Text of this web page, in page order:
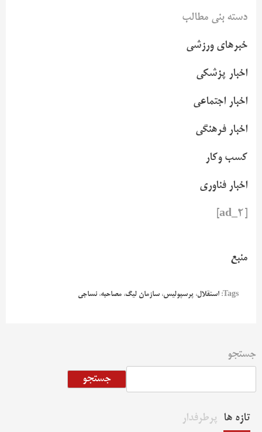
دسته بنی مطالب
خبرهای ورزشی
اخبار پزشکی
اخبار اجتماعی
اخبار فرهنگی
کسب وکار
اخبار فناوری
منبع
Tags: استقلال، پرسپولیس، سازمان لیگ، مصاحبه، نساجی
جستجو
جستجو
تازه ها پرطرفدار